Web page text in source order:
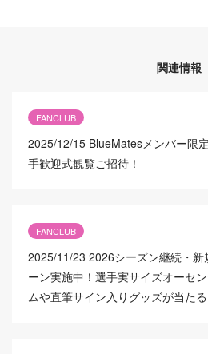
関連情報
FANCLUB
2025/12/15 BlueMatesメンバー限
手歓迎式観覧ご招待！
FANCLUB
2025/11/23 2026シーズン継続・
ーン実施中！選手実サイズオーセ
ムや直筆サイン入りグッズが当たる